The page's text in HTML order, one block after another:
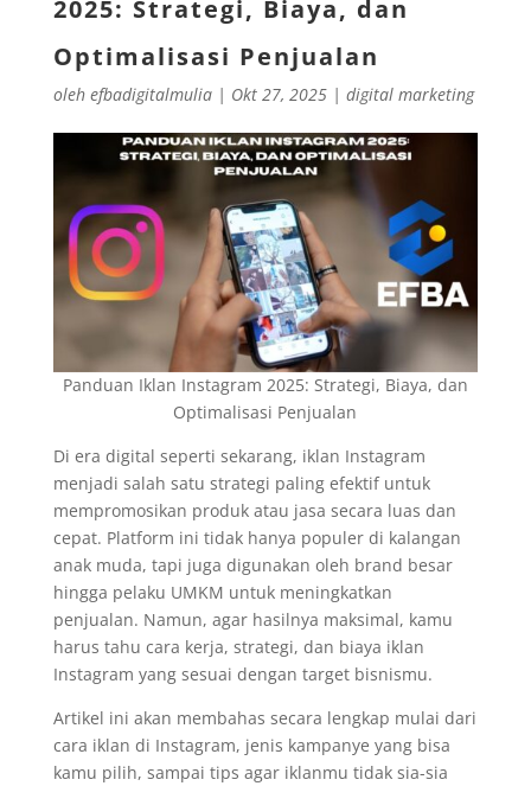
2025: Strategi, Biaya, dan
Optimalisasi Penjualan
oleh efbadigitalmulia| Okt 27, 2025| digital marketing
Panduan Iklan Instagram 2025: Strategi, Biaya, dan
Optimalisasi Penjualan
Di era digital seperti sekarang, iklan Instagram
menjadi salah satu strategi paling efektif untuk
mempromosikan produk atau jasa secara luas dan
cepat. Platform ini tidak hanya populer di kalangan
anak muda, tapi juga digunakan oleh brand besar
hingga pelaku UMKM untuk meningkatkan
penjualan. Namun, agar hasilnya maksimal, kamu
harus tahu cara kerja, strategi, dan biaya iklan
Instagram yang sesuai dengan target bisnismu.
Artikel ini akan membahas secara lengkap mulai dari
cara iklan di Instagram, jenis kampanye yang bisa
kamu pilih, sampai tips agar iklanmu tidak sia-sia